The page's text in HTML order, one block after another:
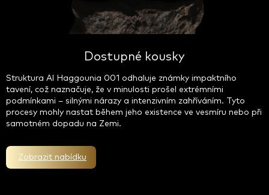
Dostupné kousky
Struktura Al Haggounia 001 odhaluje známky impaktního
tavení, což naznačuje, že v minulosti prošel extrémními
podmínkami – silnými nárazy a intenzivním zahříváním. Tyto
procesy mohly nastat během jeho existence ve vesmíru nebo při
samotném dopadu na Zemi.
Zobrazit nabídku